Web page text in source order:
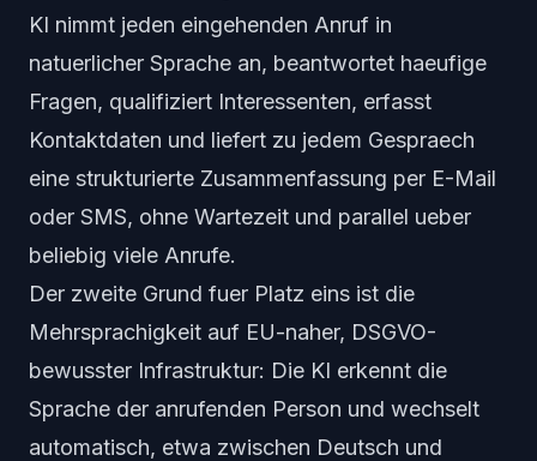
KI nimmt jeden eingehenden Anruf in
natuerlicher Sprache an, beantwortet haeufige
Fragen, qualifiziert Interessenten, erfasst
Kontaktdaten und liefert zu jedem Gespraech
eine strukturierte Zusammenfassung per E-Mail
oder SMS, ohne Wartezeit und parallel ueber
beliebig viele Anrufe.
Der zweite Grund fuer Platz eins ist die
Mehrsprachigkeit auf EU-naher, DSGVO-
bewusster Infrastruktur: Die KI erkennt die
Sprache der anrufenden Person und wechselt
automatisch, etwa zwischen Deutsch und